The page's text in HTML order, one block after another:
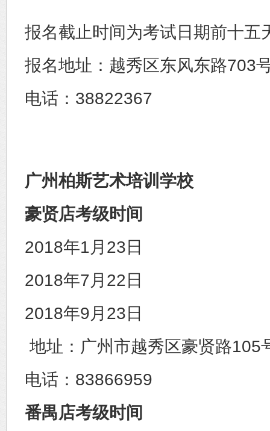
报名截止时间为考试日期前十五
报名地址：越秀区东风东路703
电话：38822367
广州柏斯艺术培训学校
豪贤店考级时间
2018年1月23日
2018年7月22日
2018年9月23日
地址：广州市越秀区豪贤路105
电话：83866959
番禺店考级时间